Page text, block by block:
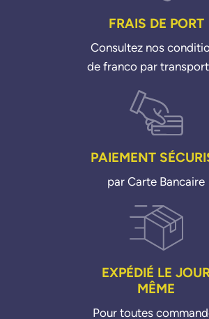
FRAIS DE PORT
Consultez nos
de franco par
PAIEMENT
par Carte Bancaire
EXPÉDIÉ LE JOUR
MÊME
Pour toutes